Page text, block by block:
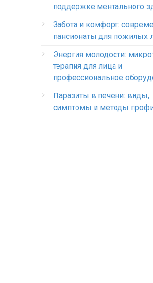
поддержке ментального
Забота и комфорт:
пансионаты для пожилых
Энергия молодости:
терапия для лица и
профессиональное
Паразиты в печени: виды,
симптомы и методы